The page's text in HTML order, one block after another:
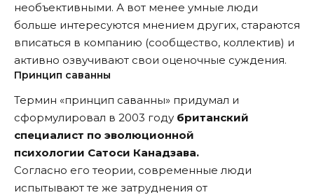
необъективными. А вот менее умные люди
больше интересуются мнением других, стараются
вписаться в компанию (сообщество, коллектив) и
активно озвучивают свои оценочные суждения.
Принцип саванны
Термин «принцип саванны» придумал и
сформулировал в 2003 году британский
специалист по эволюционной
психологии Сатоси Канадзава.
Согласно его теории, современные люди
испытывают те же затруднения от